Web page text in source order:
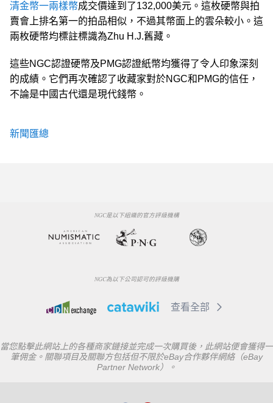
清金幣一兩樣幣成交價達到了132,000美元。這枚硬幣與拍
賣會上排名第一的拍品相似，不過其幣面上的雲朵較小。這
兩枚硬幣均標註標識為Zhu H.J.舊藏。
這些NGC認證硬幣及PMG認證紙幣均獲得了令人印象深刻
的成績。它們再次確認了收藏家對於NGC和PMG的信任，
不論是中國古代還是現代錢幣。
新聞匯總
NGC是以下組織的官方評級機構
NGC為以下公司認可的評級機購
查看全部
當您點擊此網站上的各種商家鏈接並完成一次購買後，此網站便會獲得一
筆佣金。關聯項目及關聯方包括但不限於eBay合作夥伴網絡（eBay
Partner Network）。